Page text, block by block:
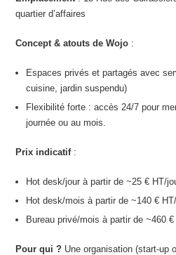
quartier d’affaires
Concept & atouts de Wojo :
Espaces privés et partagés avec
cuisine, jardin suspendu)
Flexibilité forte : accès 24/7 pour
journée ou au mois.
Prix indicatif:
Hot desk/jour à partir de ~25 € HT/
Hot desk/mois à partir de ~140 €
Bureau privé/mois à partir de ~460
Pour qui ? Une organisation (start-up